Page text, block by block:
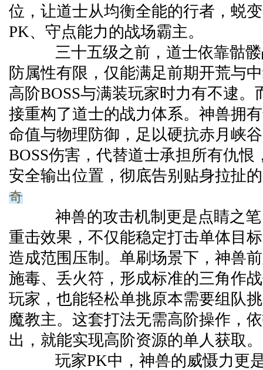
位，让道士从均衡全能的行者，蜕
PK、守点能力的战场霸主。
三十五级之前，道士依靠骷髅
防属性有限，仅能满足前期开荒与
高阶BOSS与满装玩家时力有不逮。
接重构了道士的战力体系。神兽拥
命值与物理防御，足以硬抗赤月峡
BOSS伤害，代替道士承担所有仇恨
安全输出位置，彻底告别贴身拉扯
奇
神兽的攻击机制更是点睛之笔
重击效果，不仅能稳定打击单体目
造成范围压制。单刷场景下，神兽
施毒、丢火符，形成标准的三角作
玩家，也能轻松单挑原本需要组队
魔教主。这套打法无需高阶操作，
出，就能实现高阶资源的单人获取。
玩家PK中，神兽的威慑力更